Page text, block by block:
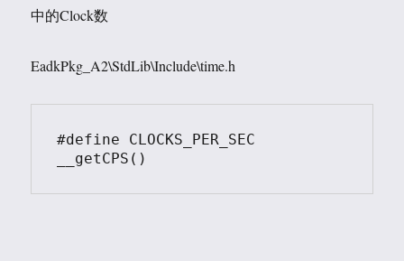
中的Clock数
EadkPkg_A2\StdLib\Include\time.h
#define CLOCKS_PER_SEC
__getCPS()